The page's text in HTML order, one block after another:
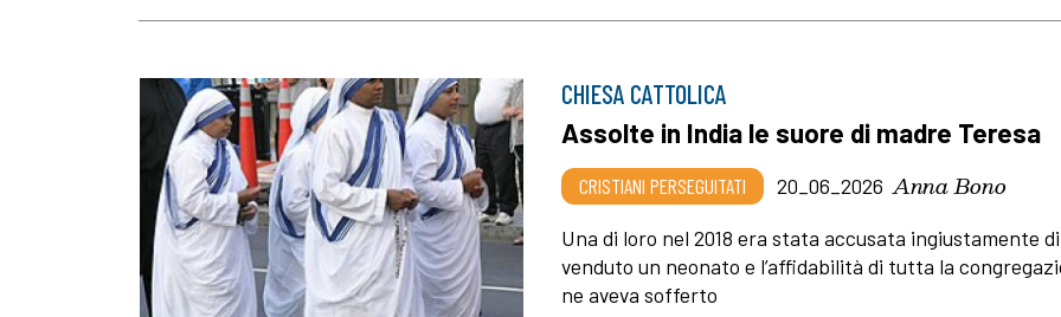
CHIESA CATTOLICA
Assolte in India le suore di madre Teresa
CRISTIANI PERSEGUITATI 20_06_2026 Anna Bono
Una di loro nel 2018 era stata accusata ingiustamente
venduto un neonato e l’affidabilità di tutta la
ne aveva sofferto